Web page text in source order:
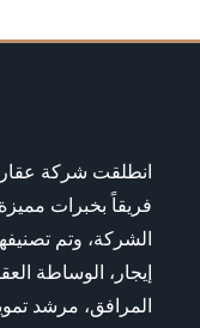
فريقاً بخبرات
الشركة، وتم
إيجار، الوساطة
المرافق، مرشد